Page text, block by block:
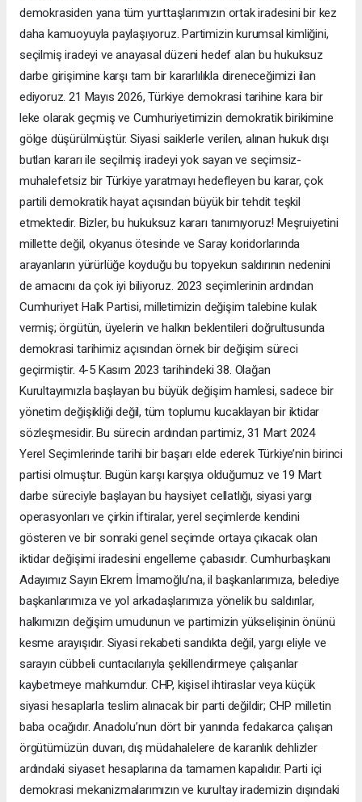
demokrasiden yana tüm yurttaşlarımızın ortak iradesini bir kez
daha kamuoyuyla paylaşıyoruz. Partimizin kurumsal kimliğini,
seçilmiş iradeyi ve anayasal düzeni hedef alan bu hukuksuz
darbe girişimine karşı tam bir kararlılıkla direneceğimizi ilan
ediyoruz. 21 Mayıs 2026, Türkiye demokrasi tarihine kara bir
leke olarak geçmiş ve Cumhuriyetimizin demokratik birikimine
gölge düşürülmüştür. Siyasi saiklerle verilen, alınan hukuk dışı
butlan kararı ile seçilmiş iradeyi yok sayan ve seçimsiz-
muhalefetsiz bir Türkiye yaratmayı hedefleyen bu karar, çok
partili demokratik hayat açısından büyük bir tehdit teşkil
etmektedir. Bizler, bu hukuksuz kararı tanımıyoruz! Meşruiyetini
millette değil, okyanus ötesinde ve Saray koridorlarında
arayanların yürürlüğe koyduğu bu topyekun saldırının nedenini
de amacını da çok iyi biliyoruz. 2023 seçimlerinin ardından
Cumhuriyet Halk Partisi, milletimizin değişim talebine kulak
vermiş; örgütün, üyelerin ve halkın beklentileri doğrultusunda
demokrasi tarihimiz açısından örnek bir değişim süreci
geçirmiştir. 4-5 Kasım 2023 tarihindeki 38. Olağan
Kurultayımızla başlayan bu büyük değişim hamlesi, sadece bir
yönetim değişikliği değil, tüm toplumu kucaklayan bir iktidar
sözleşmesidir. Bu sürecin ardından partimiz, 31 Mart 2024
Yerel Seçimlerinde tarihi bir başarı elde ederek Türkiye’nin birinci
partisi olmuştur. Bugün karşı karşıya olduğumuz ve 19 Mart
darbe süreciyle başlayan bu haysiyet cellatlığı, siyasi yargı
operasyonları ve çirkin iftiralar, yerel seçimlerde kendini
gösteren ve bir sonraki genel seçimde ortaya çıkacak olan
iktidar değişimi iradesini engelleme çabasıdır. Cumhurbaşkanı
Adayımız Sayın Ekrem İmamoğlu’na, il başkanlarımıza, belediye
başkanlarımıza ve yol arkadaşlarımıza yönelik bu saldırılar,
halkımızın değişim umudunun ve partimizin yükselişinin önünü
kesme arayışıdır. Siyasi rekabeti sandıkta değil, yargı eliyle ve
sarayın cübbeli cuntacılarıyla şekillendirmeye çalışanlar
kaybetmeye mahkumdur. CHP, kişisel ihtiraslar veya küçük
siyasi hesaplarla teslim alınacak bir parti değildir; CHP milletin
baba ocağıdır. Anadolu’nun dört bir yanında fedakarca çalışan
örgütümüzün duvarı, dış müdahalelere de karanlık dehlizler
ardındaki siyaset hesaplarına da tamamen kapalıdır. Parti içi
demokrasi mekanizmalarımızın ve kurultay irademizin dışındaki